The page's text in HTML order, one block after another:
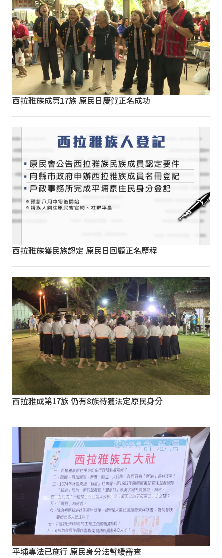
西拉雅族成第17族 原民日慶賀正名成功
西拉雅族獲民族認定 原民日回顧正名歷程
西拉雅成第17族 仍有8族待獲法定原民身分
平埔專法已施行 原民身分法暫緩審查